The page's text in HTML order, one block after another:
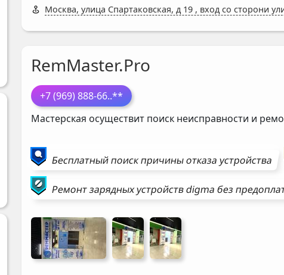
Москва, улица Спартаковская, д 19 , вход со сторони
RemMaster.Pro
+7 (969) 888-66..**
Мастерская осуществит поиск неисправности и
Бесплатный поиск причины отказа устройства
Ремонтзарядных устройствdigmaбез